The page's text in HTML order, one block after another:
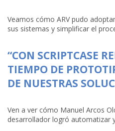
Veamos cómo ARV pudo
sus sistemas y simplificar el
“CON SCRIPTCASE
TIEMPO DE
DE NUESTRAS
Ven a ver cómo Manuel Arcos
desarrollador logró automatizar